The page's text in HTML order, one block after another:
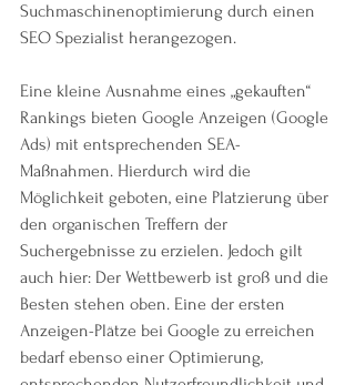
Suchmaschinenoptimierung durch einen
SEO Spezialist herangezogen.
Eine kleine Ausnahme eines „gekauften“
Rankings bieten Google Anzeigen (Google
Ads) mit entsprechenden SEA-
Maßnahmen. Hierdurch wird die
Möglichkeit geboten, eine Platzierung über
den organischen Treffern der
Suchergebnisse zu erzielen. Jedoch gilt
auch hier: Der Wettbewerb ist groß und die
Besten stehen oben. Eine der ersten
Anzeigen-Plätze bei Google zu erreichen
bedarf ebenso einer Optimierung,